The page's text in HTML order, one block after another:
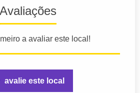
Avaliações
a avaliar este local!
avalie este local